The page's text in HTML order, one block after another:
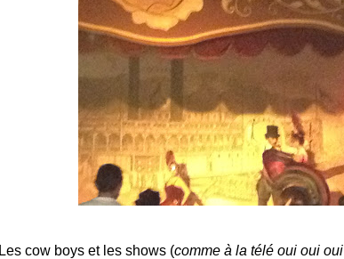
Les cow boys et les shows (comme à la télé oui oui oui